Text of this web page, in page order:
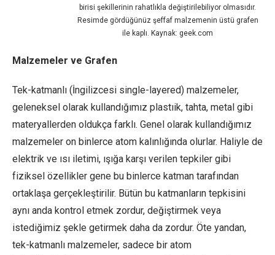
birisi şekillerinin rahatlıkla değiştirilebiliyor olmasıdır.
Resimde gördüğünüz şeffaf malzemenin üstü grafen
ile kaplı. Kaynak: geek.com
Malzemeler ve Grafen
Tek-katmanlı (İngilizcesi single-layered) malzemeler,
geleneksel olarak kullandığımız plastıik, tahta, metal gibi
materyallerden oldukça farklı. Genel olarak kullandığımız
malzemeler on binlerce atom kalınlığında olurlar. Haliyle de
elektrik ve ısı iletimi, ışığa karşı verilen tepkiler gibi
fiziksel özellikler gene bu binlerce katman tarafından
ortaklaşa gerçekleştirilir. Bütün bu katmanların tepkisini
aynı anda kontrol etmek zordur, değiştirmek veya
istediğimiz şekle getirmek daha da zordur. Öte yandan,
tek-katmanlı malzemeler, sadece bir atom